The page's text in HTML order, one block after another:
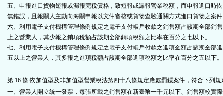
五、申報進口貨物短報或漏報完稅價格，致短報或漏報營業稅額，而申報進口時
無錯誤，且報關人主動向海關申報以文件審核或貨物查驗通關方式進口貨物之案
六、利用電子支付機構管理條例規定之電子支付帳戶收款之銷售額占該期全部銷
上之營業人，其少報之銷項稅額占該期全部銷項稅額之比率在百分之七以下。
七、利用電子支付機構管理條例規定之電子支付帳戶付款之進項金額占該期全部
五以上之營業人，其多報之進項稅額占該期全部進項稅額之比率在百分之五以下。
第 16 條依加值型及非加值型營業稅法第四十八條規定應處罰鍰案件，符合下列
一、營業人開立統一發票，每張所載之銷售額在新臺幣一千元以下、銷售額較實